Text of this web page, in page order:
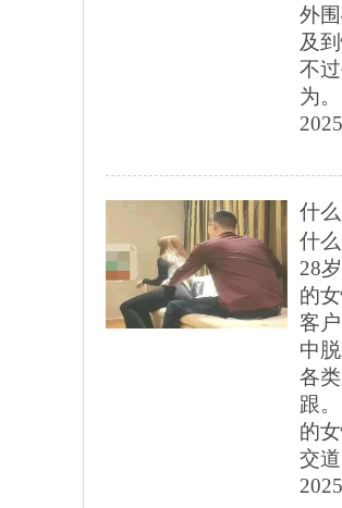
外
及
不
为
什
什
28
的
客
中
各
跟
的
交